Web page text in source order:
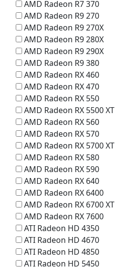
AMD Radeon R7 370
AMD Radeon R9 270
AMD Radeon R9 270X
AMD Radeon R9 280X
AMD Radeon R9 290X
AMD Radeon R9 380
AMD Radeon RX 460
AMD Radeon RX 470
AMD Radeon RX 550
AMD Radeon RX 5500 XT
AMD Radeon RX 560
AMD Radeon RX 570
AMD Radeon RX 5700 XT
AMD Radeon RX 580
AMD Radeon RX 590
AMD Radeon RX 640
AMD Radeon RX 6400
AMD Radeon RX 6700 XT
AMD Radeon RX 7600
ATI Radeon HD 4350
ATI Radeon HD 4670
ATI Radeon HD 4850
ATI Radeon HD 5450